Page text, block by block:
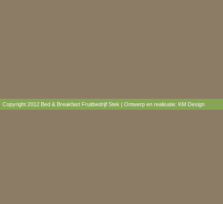
Copyright 2012 Bed & Breakfast Fruitbedrijf Stek | Ontwerp en realisatie: KM Design